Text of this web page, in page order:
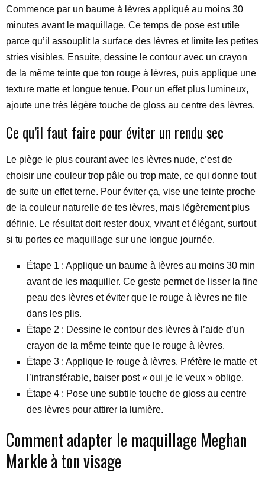
Commence par un baume à lèvres appliqué au moins 30
minutes avant le maquillage. Ce temps de pose est utile
parce qu’il assouplit la surface des lèvres et limite les petites
stries visibles. Ensuite, dessine le contour avec un crayon
de la même teinte que ton rouge à lèvres, puis applique une
texture matte et longue tenue. Pour un effet plus lumineux,
ajoute une très légère touche de gloss au centre des lèvres.
Ce qu’il faut faire pour éviter un rendu sec
Le piège le plus courant avec les lèvres nude, c’est de
choisir une couleur trop pâle ou trop mate, ce qui donne tout
de suite un effet terne. Pour éviter ça, vise une teinte proche
de la couleur naturelle de tes lèvres, mais légèrement plus
définie. Le résultat doit rester doux, vivant et élégant, surtout
si tu portes ce maquillage sur une longue journée.
Étape 1 : Applique un baume à lèvres au moins 30 min
avant de les maquiller. Ce geste permet de lisser la fine
peau des lèvres et éviter que le rouge à lèvres ne file
dans les plis.
Étape 2 : Dessine le contour des lèvres à l’aide d’un
crayon de la même teinte que le rouge à lèvres.
Étape 3 : Applique le rouge à lèvres. Préfère le matte et
l’intransférable, baiser post « oui je le veux » oblige.
Étape 4 : Pose une subtile touche de gloss au centre
des lèvres pour attirer la lumière.
Comment adapter le maquillage Meghan
Markle à ton visage